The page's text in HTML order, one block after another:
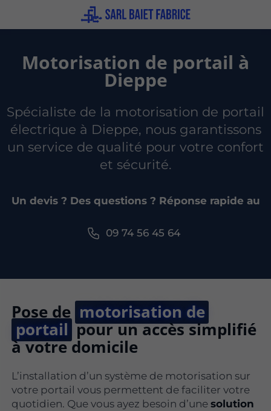
Motorisation de portail à
Dieppe
Spécialiste de la motorisation de portail
électrique à Dieppe, nous garantissons
un service de qualité pour votre confort
et sécurité.
Un devis ? Des questions ? Réponse rapide au
09 74 56 45 64
Pose de motorisation de
portail pour un accès simplifié
à votre domicile
L’installation d’un système de motorisation sur
votre portail vous permettent de faciliter votre
quotidien. Que vous ayez besoin d’unesolution